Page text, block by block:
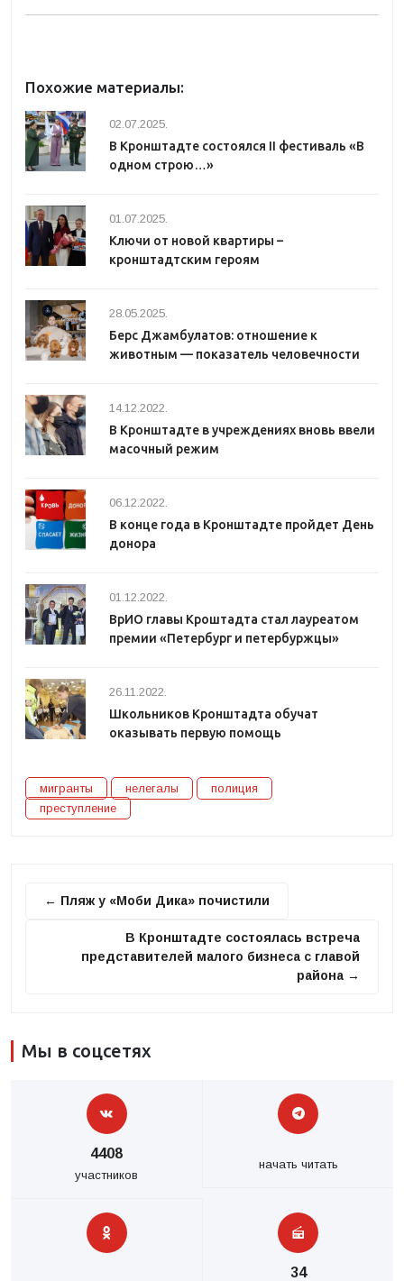
Похожие материалы:
02.07.2025.
В Кронштадте состоялся II фестиваль «В
одном строю…»
01.07.2025.
Ключи от новой квартиры –
кронштадтским героям
28.05.2025.
Берс Джамбулатов: отношение к
животным — показатель человечности
14.12.2022.
В Кронштадте в учреждениях вновь ввели
масочный режим
06.12.2022.
В конце года в Кронштадте пройдет День
донора
01.12.2022.
ВрИО главы Кроштадта стал лауреатом
премии «Петербург и петербуржцы»
26.11.2022.
Школьников Кронштадта обучат
оказывать первую помощь
мигранты нелегалы
полиция
преступление
← Пляж у «Моби Дика» почистили
В Кронштадте состоялась встреча
представителей малого бизнеса с главой
района →
Мы в соцсетях
4408
участников
начать читать
34